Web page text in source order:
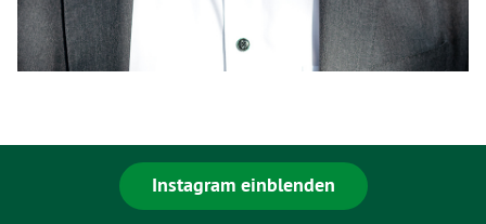
Instagram einblenden